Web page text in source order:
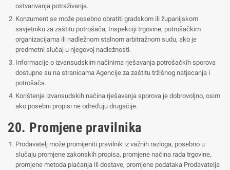
ostvarivanja potraživanja.
Konzument se može posebno obratiti gradskom ili županijskom
savjetniku za zaštitu potrošača, Inspekciji trgovine, potrošačkim
organizacijama ili nadležnom stalnom arbitražnom sudu, ako je
predmetni slučaj u njegovoj nadležnosti.
Informacije o izvansudskim načinima rješavanja potrošačkih sporova
dostupne su na stranicama Agencije za zaštitu tržišnog natjecanja i
potrošača.
Korištenje izvansudskih načina rješavanja sporova je dobrovoljno, osim
ako posebni propisi ne određuju drugačije.
20. Promjene pravilnika
Prodavatelj može promijeniti pravilnik iz važnih razloga, posebno u
slučaju promjene zakonskih propisa, promjene načina rada trgovine,
promjene metoda plaćanja ili dostave, promjene podataka Prodavatelja